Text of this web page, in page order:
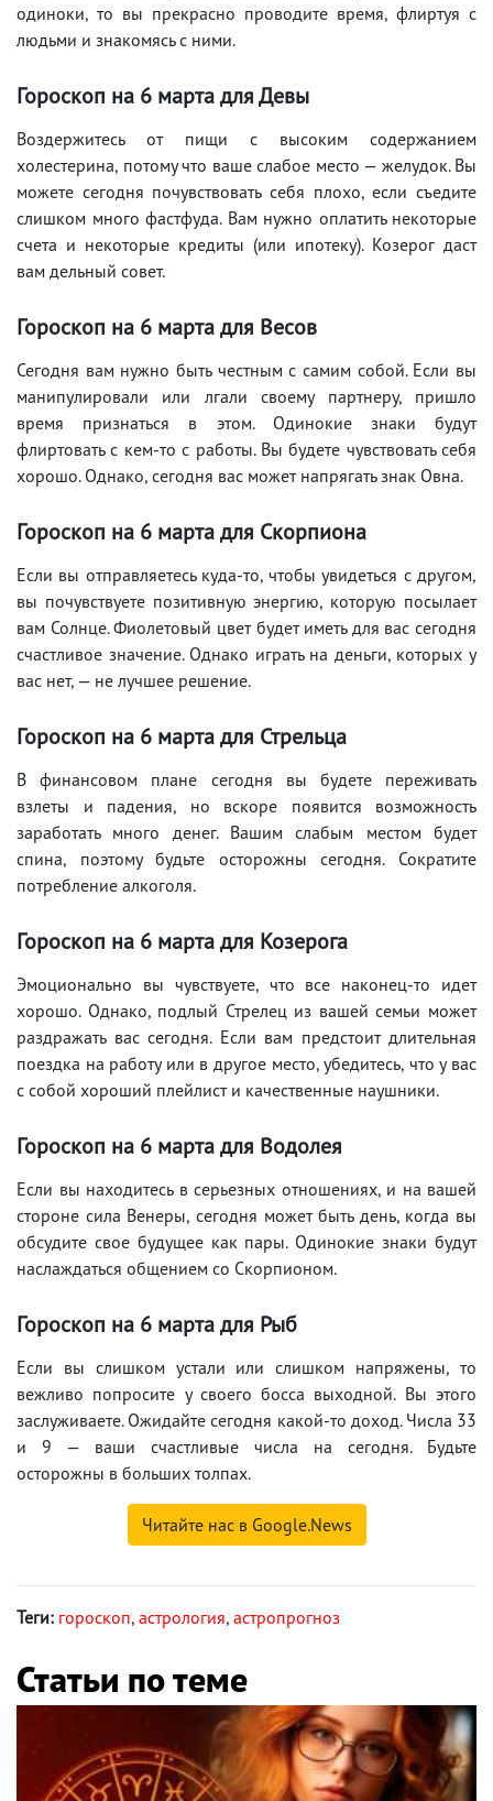
одиноки, то вы прекрасно проводите время, флиртуя с
людьми и знакомясь с ними.
Гороскоп на 6 марта для Девы
Воздержитесь от пищи с высоким содержанием
холестерина, потому что ваше слабое место — желудок. Вы
можете сегодня почувствовать себя плохо, если съедите
слишком много фастфуда. Вам нужно оплатить некоторые
счета и некоторые кредиты (или ипотеку). Козерог даст
вам дельный совет.
Гороскоп на 6 марта для Весов
Сегодня вам нужно быть честным с самим собой. Если вы
манипулировали или лгали своему партнеру, пришло
время признаться в этом. Одинокие знаки будут
флиртовать с кем-то с работы. Вы будете чувствовать себя
хорошо. Однако, сегодня вас может напрягать знак Овна.
Гороскоп на 6 марта для Скорпиона
Если вы отправляетесь куда-то, чтобы увидеться с другом,
вы почувствуете позитивную энергию, которую посылает
вам Солнце. Фиолетовый цвет будет иметь для вас сегодня
счастливое значение. Однако играть на деньги, которых у
вас нет, — не лучшее решение.
Гороскоп на 6 марта для Стрельца
В финансовом плане сегодня вы будете переживать
взлеты и падения, но вскоре появится возможность
заработать много денег. Вашим слабым местом будет
спина, поэтому будьте осторожны сегодня. Сократите
потребление алкоголя.
Гороскоп на 6 марта для Козерога
Эмоционально вы чувствуете, что все наконец-то идет
хорошо. Однако, подлый Стрелец из вашей семьи может
раздражать вас сегодня. Если вам предстоит длительная
поездка на работу или в другое место, убедитесь, что у вас
с собой хороший плейлист и качественные наушники.
Гороскоп на 6 марта для Водолея
Если вы находитесь в серьезных отношениях, и на вашей
стороне сила Венеры, сегодня может быть день, когда вы
обсудите свое будущее как пары. Одинокие знаки будут
наслаждаться общением со Скорпионом.
Гороскоп на 6 марта для Рыб
Если вы слишком устали или слишком напряжены, то
вежливо попросите у своего босса выходной. Вы этого
заслуживаете. Ожидайте сегодня какой-то доход. Числа 33
и 9 — ваши счастливые числа на сегодня. Будьте
осторожны в больших толпах.
Читайте нас в Google.News
Теги: гороскоп, астрология, астропрогноз
Статьи по теме